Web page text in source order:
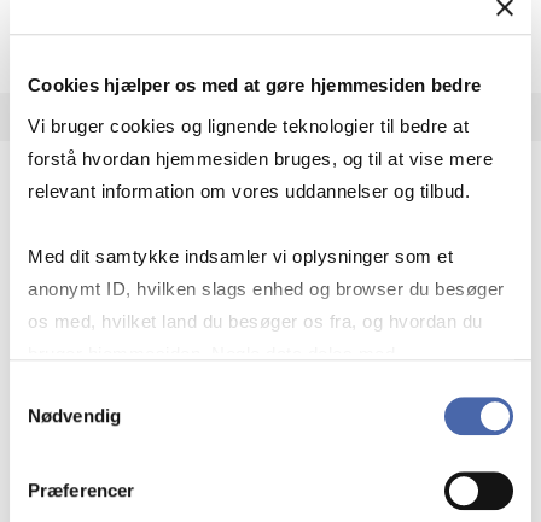
Cookies hjælper os med at gøre hjemmesiden bedre
Vi bruger cookies og lignende teknologier til bedre at
forstå hvordan hjemmesiden bruges, og til at vise mere
relevant information om vores uddannelser og tilbud.
Med dit samtykke indsamler vi oplysninger som et
anonymt ID, hvilken slags enhed og browser du besøger
os med, hvilket land du besøger os fra, og hvordan du
markedsføring. Du bestemmer selv - og kan altid trække
Nødvendig
Præferencer
Primære kilder og ekspertkommentarer inden for
international voldgift og konfliktløsning, samt
retspraksis bl.a. fra International Chamber of